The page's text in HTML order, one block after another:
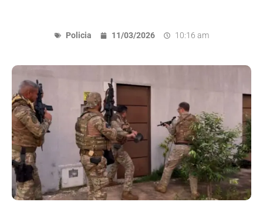
Policia 11/03/2026 10:16 am